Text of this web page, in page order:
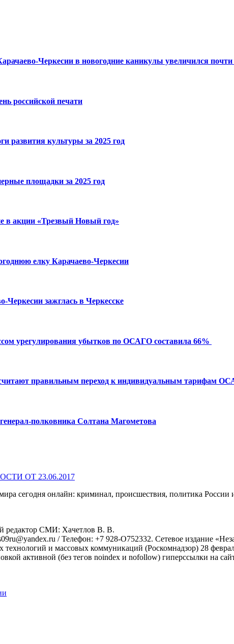
Черкесии в новогодние каникулы увеличился
российской печати
развития культуры за 2025 год
площадки за 2025 год
в акции «Трезвый Новый год»
елку Карачаево-Черкесии
Черкесии зажглась в Черкесске
урегулирования убытков по ОСАГО составила 66%
правильным переход к индивидуальным тарифам
полковника Солтана Магометова
ОТ 23.06.2017
сегодня онлайн: криминал, происшествия, политика
редактор СМИ: Хaчeтлoв B. B.
/ Телефон: +7 928-O752332. Сетевое издание
технологий и массовых коммуникаций (Роскомнадзор) 28
активной (без тегов noindex и nofollow) гиперссылки на